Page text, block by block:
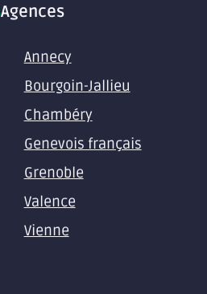
Agences
Annecy
Bourgoin-Jallieu
Chambéry
Genevois français
Grenoble
Valence
Vienne